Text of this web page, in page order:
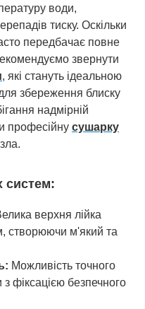
води,
тиску. Оскільки
передбачає повне
звернути
, які стануть ідеальною
збереження блиску
надмірній
професійну сушарку
систем:
верхня лійка
створюючи м'який та
Можливість точного
фіксацією безпечного